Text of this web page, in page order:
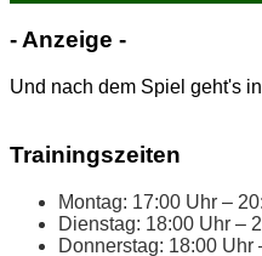
- An­zei­ge -
Und nach dem Spiel geht's
Trai­nings­zei­ten
Mon­tag: 17:00 Uhr –
Diens­tag: 18:00 Uhr –
Don­ners­tag: 18:00 Uhr